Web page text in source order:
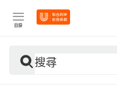
目錄
搜尋